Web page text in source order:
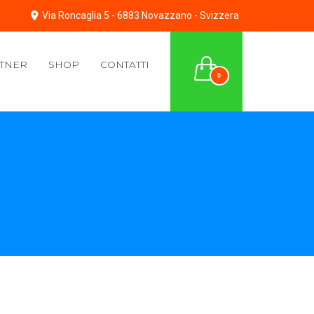
Via Roncaglia 5 - 6883 Novazzano - Svizzera
0
SHOP CONTATTI